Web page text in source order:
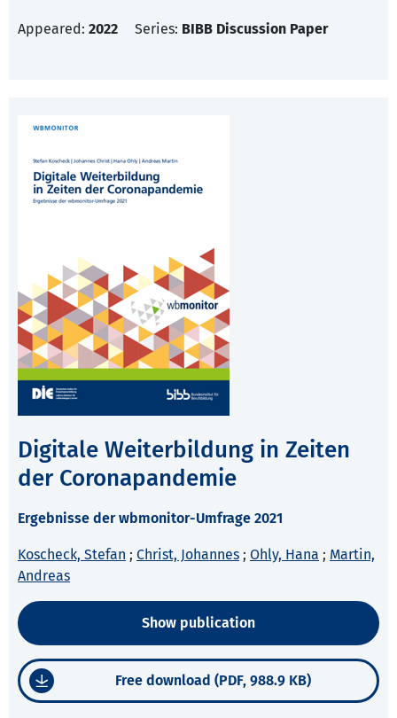
Appeared: 2022 Series: BIBB Discussion Paper
Digitale Weiterbildung in Zeiten
der Coronapandemie
Ergebnisse der wbmonitor-Umfrage 2021
Koscheck, Stefan ; Christ, Johannes ; Ohly, Hana ; Martin,
Andreas
Show publication
Free download (PDF, 988.9 KB)